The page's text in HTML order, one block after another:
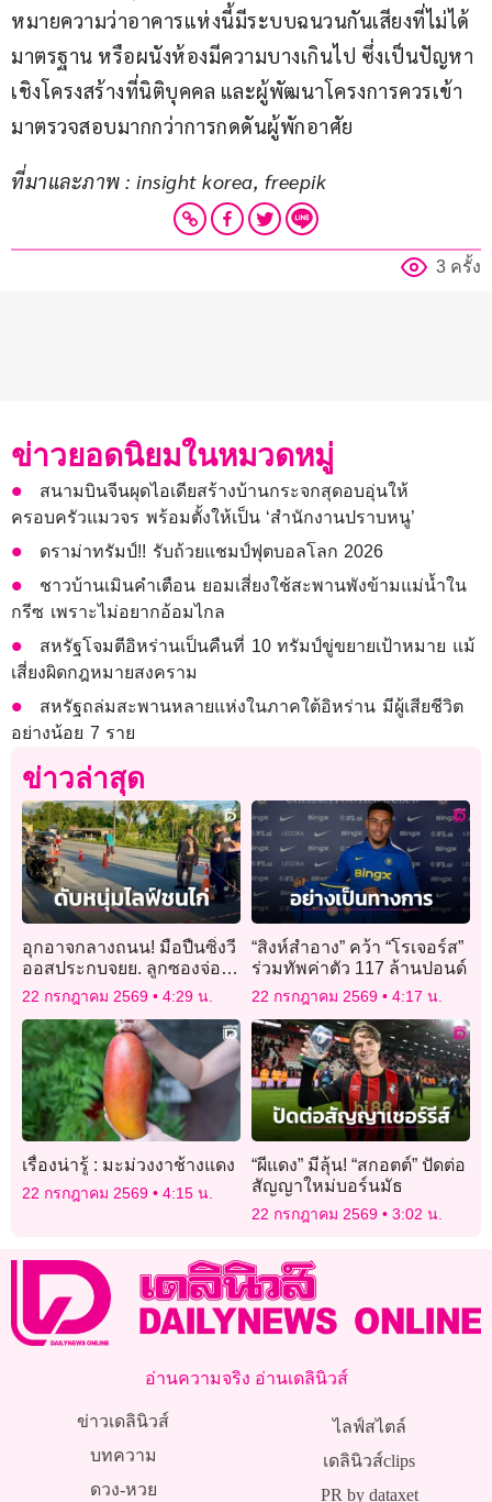
หมายความว่าอาคารแห่งนี้มีระบบฉนวนกันเสียงที่ไม่ได้
มาตรฐาน หรือผนังห้องมีความบางเกินไป ซึ่งเป็นปัญหา
เชิงโครงสร้างที่นิติบุคคล และผู้พัฒนาโครงการควรเข้า
มาตรวจสอบมากกว่าการกดดันผู้พักอาศัย
ที่มาและภาพ : insight korea, freepik
3 ครั้ง
ข่าวยอดนิยมในหมวดหมู่
สนามบินจีนผุดไอเดียสร้างบ้านกระจกสุดอบอุ่นให้
ครอบครัวแมวจร พร้อมตั้งให้เป็น ‘สำนักงานปราบหนู’
ดราม่าทรัมป์!! รับถ้วยแชมป์ฟุตบอลโลก 2026
ชาวบ้านเมินคำเตือน ยอมเสี่ยงใช้สะพานพังข้ามแม่น้ำใน
กรีซ เพราะไม่อยากอ้อมไกล
สหรัฐโจมตีอิหร่านเป็นคืนที่ 10 ทรัมป์ขู่ขยายเป้าหมาย แม้
เสี่ยงผิดกฎหมายสงคราม
สหรัฐถล่มสะพานหลายแห่งในภาคใต้อิหร่าน มีผู้เสียชีวิต
อย่างน้อย 7 ราย
ข่าวล่าสุด
อุกอาจกลางถนน! มือปืนซิ่งวี
ออสประกบจยย. ลูกซองจ่อยิง
หนุ่มไลฟ์ชนไก่
22 กรกฎาคม 2569 4:29 น.
“สิงห์สำอาง” คว้า “โรเจอร์ส”
ร่วมทัพค่าตัว 117 ล้านปอนด์
22 กรกฎาคม 2569 4:17 น.
เรื่องน่ารู้ : มะม่วงงาช้างแดง
22 กรกฎาคม 2569 4:15 น.
“ผีแดง” มีลุ้น! “สกอตต์” ปัดต่อ
สัญญาใหม่บอร์นมัธ
22 กรกฎาคม 2569 3:02 น.
อ่านความจริง อ่านเดลินิวส์
ข่าวเดลินิวส์
บทความ
ดวง-หวย
ไลฟ์สไตล์
เดลินิวส์clips
PR by dataxet